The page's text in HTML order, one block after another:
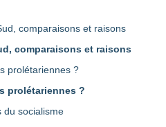
comparaisons et raisons
prolétariennes ?